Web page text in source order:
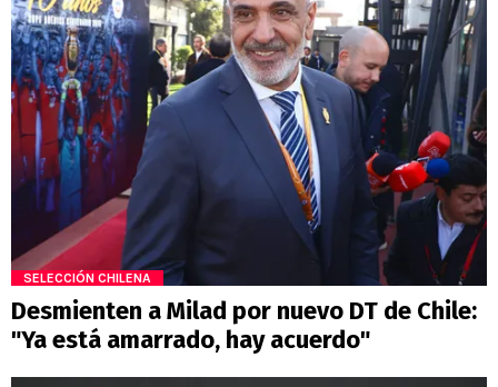
SELECCIÓN CHILENA
Desmienten a Milad por nuevo DT de Chile:
"Ya está amarrado, hay acuerdo"